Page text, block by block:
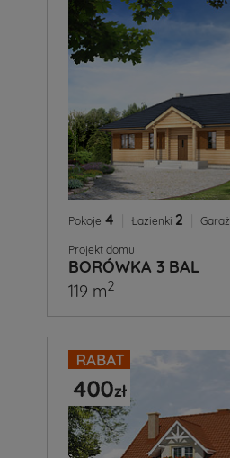
Pokoje 4 Łazienki 2 Garaż
Projekt domu
BORÓWKA 3 BAL
119 m2